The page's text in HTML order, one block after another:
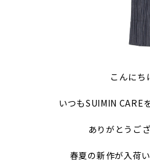
こんにち
いつもSUIMIN CARE
ありがとうご
春夏の新作が入荷